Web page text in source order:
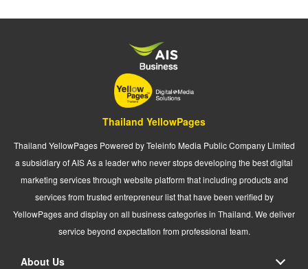
Thailand YellowPages
Thailand YellowPages Powered by Teleinfo Media Public Company Limited
a subsidiary of AIS As a leader who never stops developing the best digital
marketing services through website platform that including products and
services from trusted entrepreneur list that have been verified by
YellowPages and display on all business categories in Thailand. We deliver
service beyond expectation from professional team.
About Us